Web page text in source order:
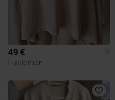
49 €
S
Lululemon